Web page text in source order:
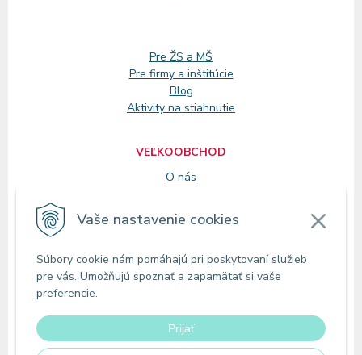
Vaše nastavenie cookies
Súbory cookie nám pomáhajú pri poskytovaní služieb
pre vás. Umožňujú spoznať a zapamätať si vaše
preferencie.
Prijať
Pre ŽS a MŠ
Pre firmy a inštitúcie
Blog
Aktivity na stiahnutie
VEĽKOOBCHOD
O nás
Zákaznícke oddelenie
Predajne